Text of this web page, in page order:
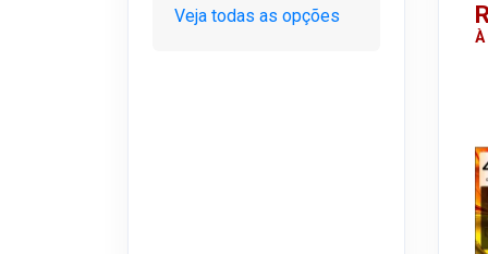
Veja todas as opções